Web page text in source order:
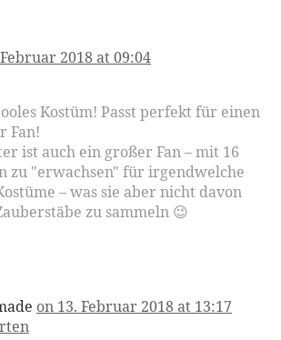
2018 at 09:04
Kostüm! Passt perfekt für einen
Fan!
ist auch ein großer Fan – mit 16
zu "erwachsen" für irgendwelche
– was sie aber nicht davon
zu sammeln 😉
on 13. Februar 2018 at 13:17